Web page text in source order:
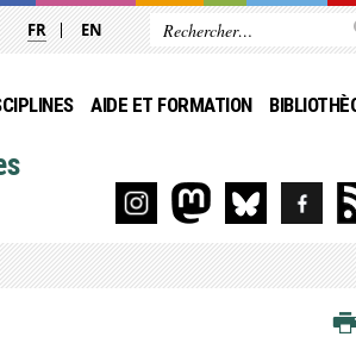
FR EN
AIDE ET FORMATION